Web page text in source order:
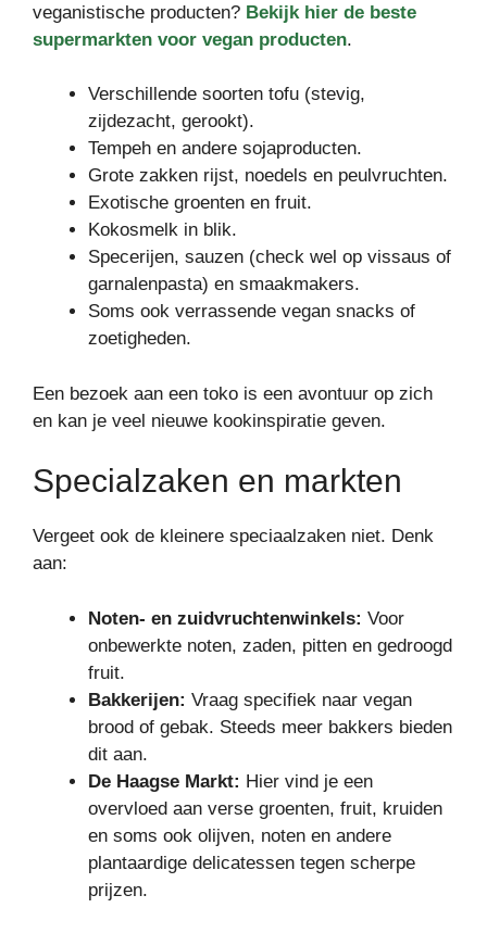
veganistische producten? Bekijk hier de beste
supermarkten voor vegan producten.
Verschillende soorten tofu (stevig,
zijdezacht, gerookt).
Tempeh en andere sojaproducten.
Grote zakken rijst, noedels en peulvruchten.
Exotische groenten en fruit.
Kokosmelk in blik.
Specerijen, sauzen (check wel op vissaus of
garnalenpasta) en smaakmakers.
Soms ook verrassende vegan snacks of
zoetigheden.
Een bezoek aan een toko is een avontuur op zich
en kan je veel nieuwe kookinspiratie geven.
Specialzaken en markten
Vergeet ook de kleinere speciaalzaken niet. Denk
aan:
Noten- en zuidvruchtenwinkels: Voor
onbewerkte noten, zaden, pitten en gedroogd
fruit.
Bakkerijen: Vraag specifiek naar vegan
brood of gebak. Steeds meer bakkers bieden
dit aan.
De Haagse Markt: Hier vind je een
overvloed aan verse groenten, fruit, kruiden
en soms ook olijven, noten en andere
plantaardige delicatessen tegen scherpe
prijzen.